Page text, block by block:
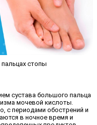
стопы
сустава большого пальца
мочевой кислоты.
с периодами обострений и
в ночное время и